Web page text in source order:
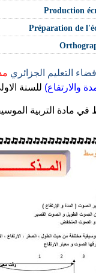
التعليم الجزائري
والارتفاع) للسنة